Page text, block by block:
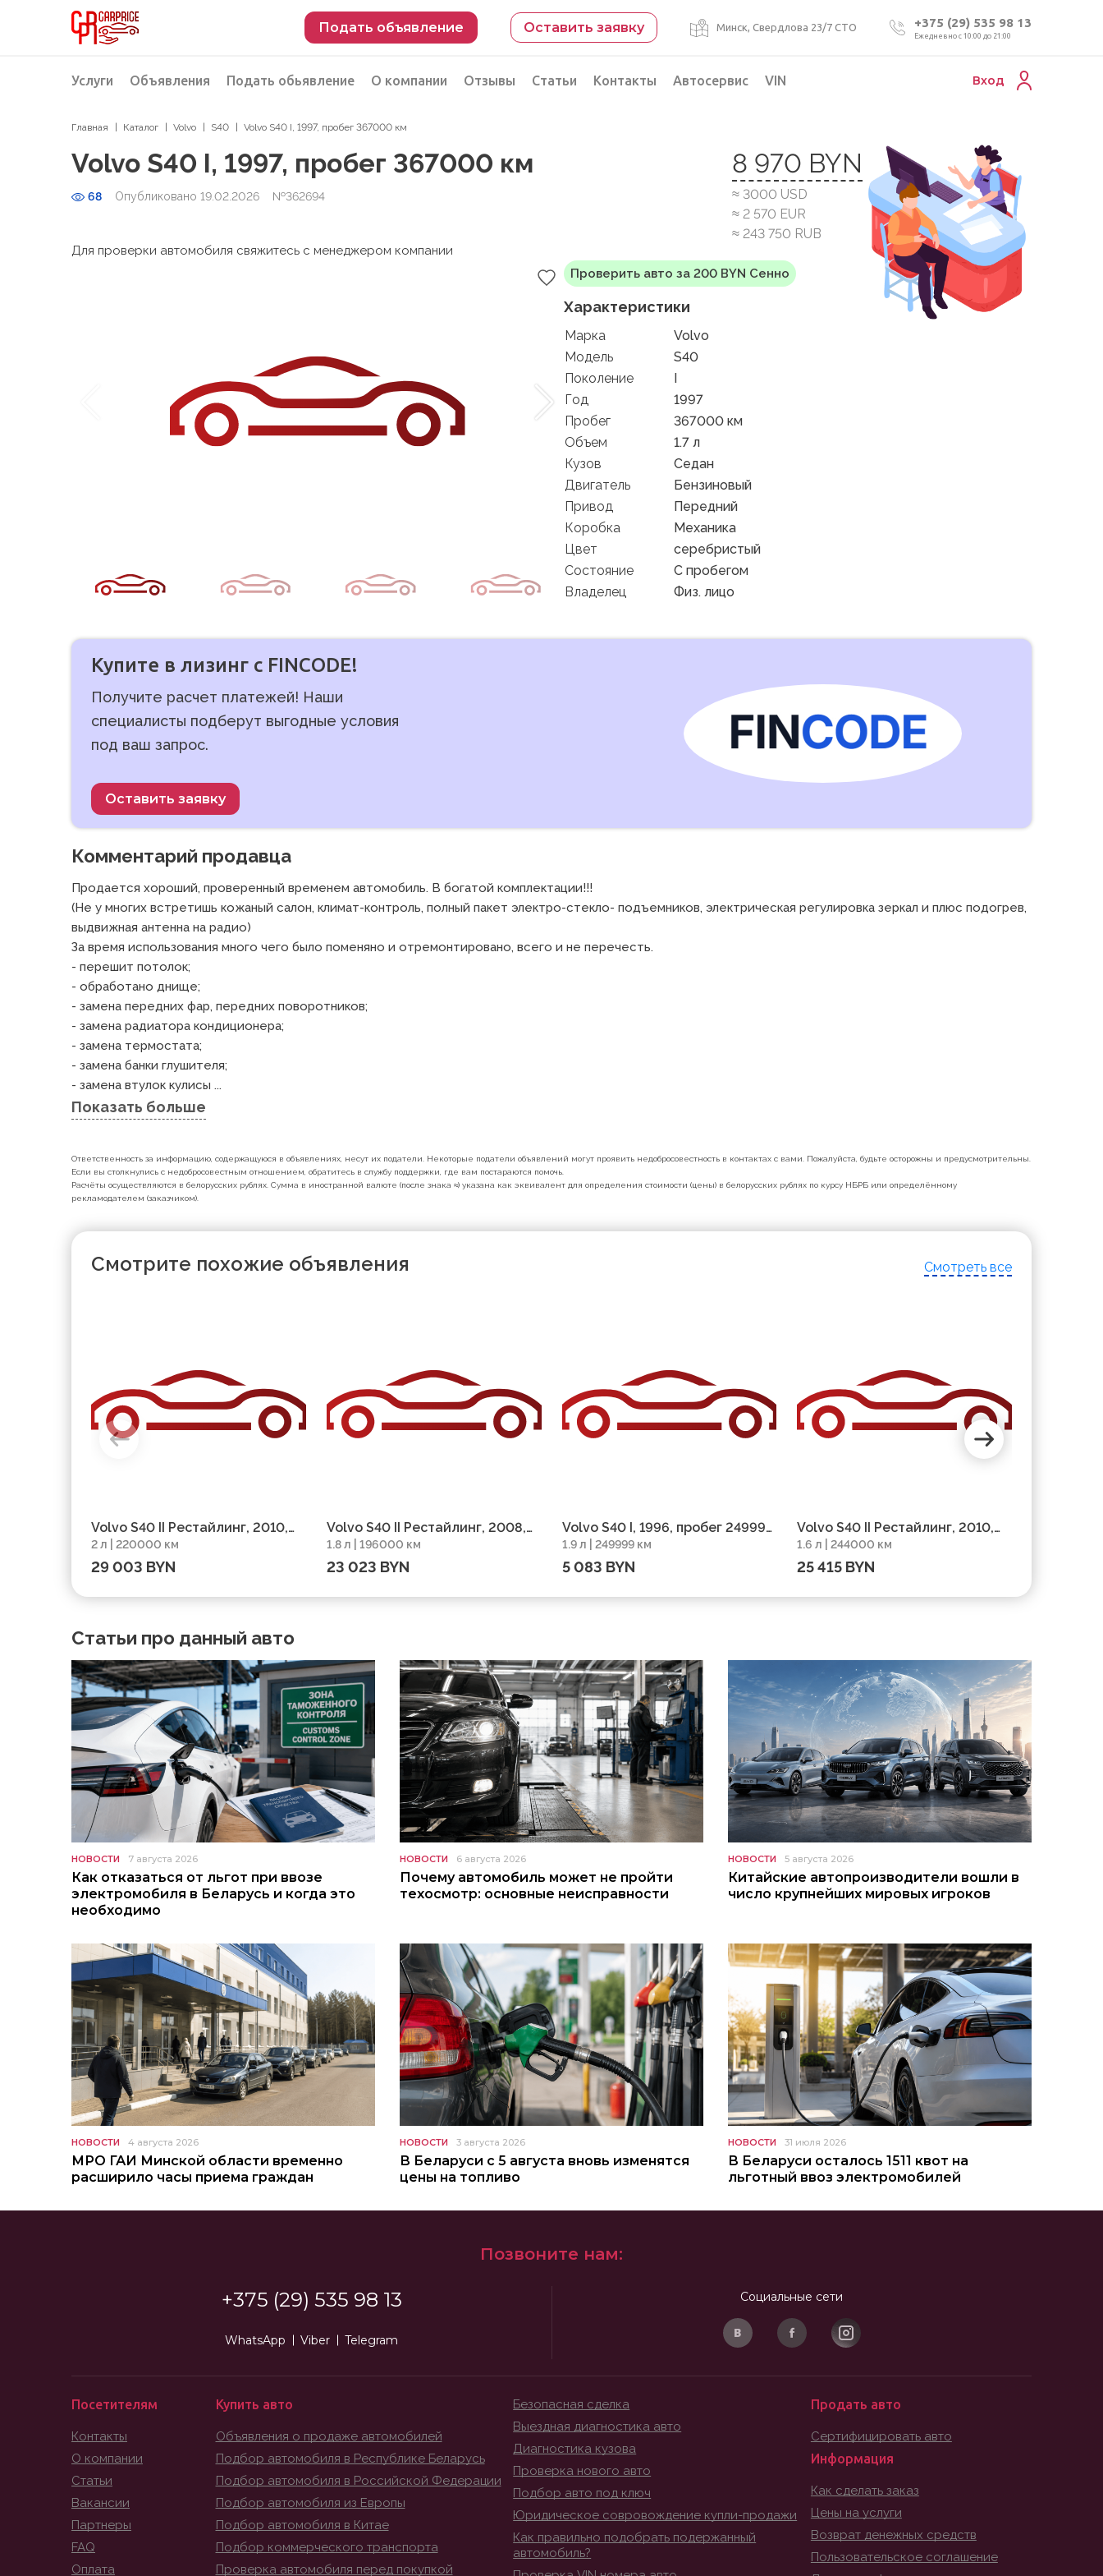
Подать объявление Оставить заявку Минск, Свердлова 23/7 СТО +375 (29) 535 98 13
Ежедневно с 10:00 до 21:00
Услуги
Подбор автомобиля
Подбор автомобиля из Российской Федерации
Подбор автомобиля из Европы
Подбор автомобиля из Китая Проверка VIN номера авто
Пригон авто из Беларуси
Подбор мотоцикла
Объявления Подать обьявление
Разместить объявление о продаже
О компании Отзывы Статьи Контакты Автосервис VIN Вход
Главная Каталог Volvo S40 Volvo S40 I, 1997, пробег 367000 км
Volvo S40 I, 1997, пробег 367000 км
68 Опубликовано 19.02.2026 №362694
8 970 BYN
≈ 3000 USD
≈ 2 570 EUR
≈ 243 750 RUB
Для проверки автомобиля свяжитесь с менеджером компании
Проверить авто за 200 BYN Сенно
Характеристики
Марка
Volvo
Модель
S40
Поколение
I
Год
1997
Пробег
367000 км
Объем
1.7 л
Кузов
Седан
Двигатель
Бензиновый
Привод
Передний
Коробка
Механика
Цвет
серебристый
Состояние
C пробегом
Владелец
Физ. лицо
Купите в лизинг с FINCODE!
Получите расчет платежей! Наши
специалисты подберут выгодные условия
под ваш запрос.
Оставить заявку
Комментарий продавца
Продается хороший, проверенный временем автомобиль. В богатой комплектации!!!
(Не у многих встретишь кожаный салон, климат-контроль, полный пакет электро-стекло- подъемников, электрическая регулировка зеркал и плюс подогрев,
выдвижная антенна на радио)
За время использования много чего было поменяно и отремонтировано, всего и не перечесть.
- перешит потолок;
- обработано днище;
- замена передних фар, передних поворотников;
- замена радиатора кондиционера;
- замена термостата;
- замена банки глушителя;
- замена втулок кулисы ...
Показать больше
Ответственность за информацию, содержащуюся в объявлениях, несут их податели. Некоторые податели объявлений могут проявить недобросовестность в контактах с вами. Пожалуйста, будьте осторожны и предусмотрительны.
Если вы столкнулись с недобросовестным отношением, обратитесь в службу поддержки, где вам постараются помочь.
Расчёты осуществляются в белорусских рублях. Сумма в иностранной валюте (после знака ≈) указана как эквивалент для определения стоимости (цены) в белорусских рублях по курсу НБРБ или определённому
рекламодателем (заказчиком).
Смотрите похожие объявления Смотреть все
Volvo S40 II Рестайлинг, 2010,
пробег 220000 км
2 л | 220000 км
29 003 BYN
Volvo S40 II Рестайлинг, 2008,
пробег 196000 км
1.8 л | 196000 км
23 023 BYN
Volvo S40 I, 1996, пробег 249999
км
1.9 л | 249999 км
5 083 BYN
Volvo S40 II Рестайлинг, 2010,
пробег 244000 км
1.6 л | 244000 км
25 415 BYN
Статьи про данный авто
НОВОСТИ 7 августа 2026
Как отказаться от льгот при ввозе
электромобиля в Беларусь и когда это
необходимо
НОВОСТИ 6 августа 2026
Почему автомобиль может не пройти
техосмотр: основные неисправности
НОВОСТИ 5 августа 2026
Китайские автопроизводители вошли в
число крупнейших мировых игроков
НОВОСТИ 4 августа 2026
МРО ГАИ Минской области временно
расширило часы приема граждан
НОВОСТИ 3 августа 2026
В Беларуси с 5 августа вновь изменятся
цены на топливо
НОВОСТИ 31 июля 2026
В Беларуси осталось 1511 квот на
льготный ввоз электромобилей
Позвоните нам:
+375 (29) 535 98 13
WhatsApp Viber Telegram
Социальные сети
Посетителям
Контакты
О компании
Статьи
Вакансии
Партнеры
FAQ
Оплата
Купить авто
Объявления о продаже автомобилей
Подбор автомобиля в Республике Беларусь
Подбор автомобиля в Российской Федерации
Подбор автомобиля из Европы
Подбор автомобиля в Китае
Подбор коммерческого транспорта
Проверка автомобиля перед покупкой
Безопасная сделка
Выездная диагностика авто
Диагностика кузова
Проверка нового авто
Подбор авто под ключ
Юридическое совровождение купли-продажи
Как правильно подобрать подержанный
автомобиль?
Продать авто
Сертифицировать авто
Информация
Как сделать заказ
Цены на услуги
Возврат денежных средств
Пользовательское соглашение